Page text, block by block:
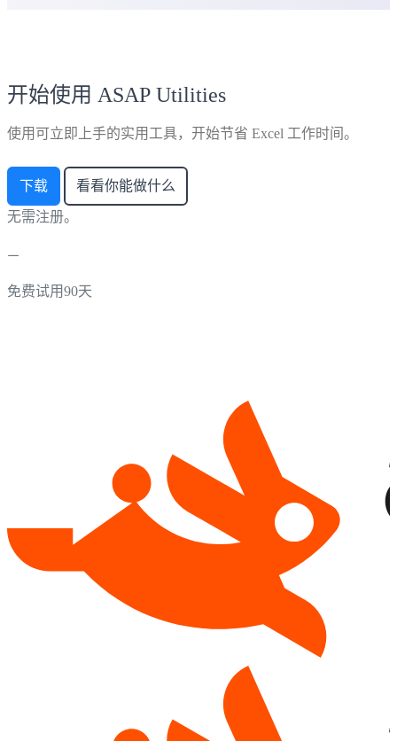
开始使用 ASAP Utilities
使用可立即上手的实用工具，开始节省 Excel 工作时间。
下载 看看你能做什么
无需注册。
免费试用90天